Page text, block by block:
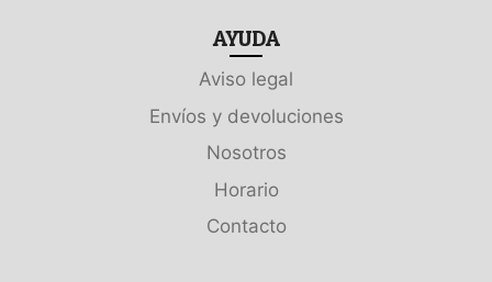
AYUDA
Aviso legal
Envíos y devoluciones
Nosotros
Horario
Contacto